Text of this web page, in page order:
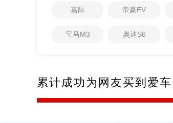
嘉际 帝豪EV
宝马M3 奥迪S6
累计成功为网友买到爱车